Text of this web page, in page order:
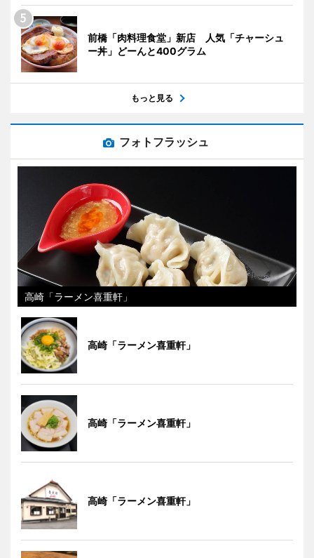
前橋「肉料理食堂」新店 人気「チャーシュ
ー丼」どーんと400グラム
もっと見る
フォトフラッシュ
高崎「ラーメン喜重軒」
高崎「ラーメン喜重軒」
高崎「ラーメン喜重軒」
高崎「ラーメン喜重軒」